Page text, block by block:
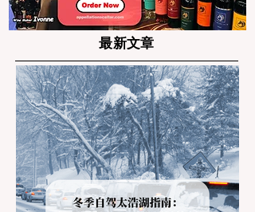
最新文章